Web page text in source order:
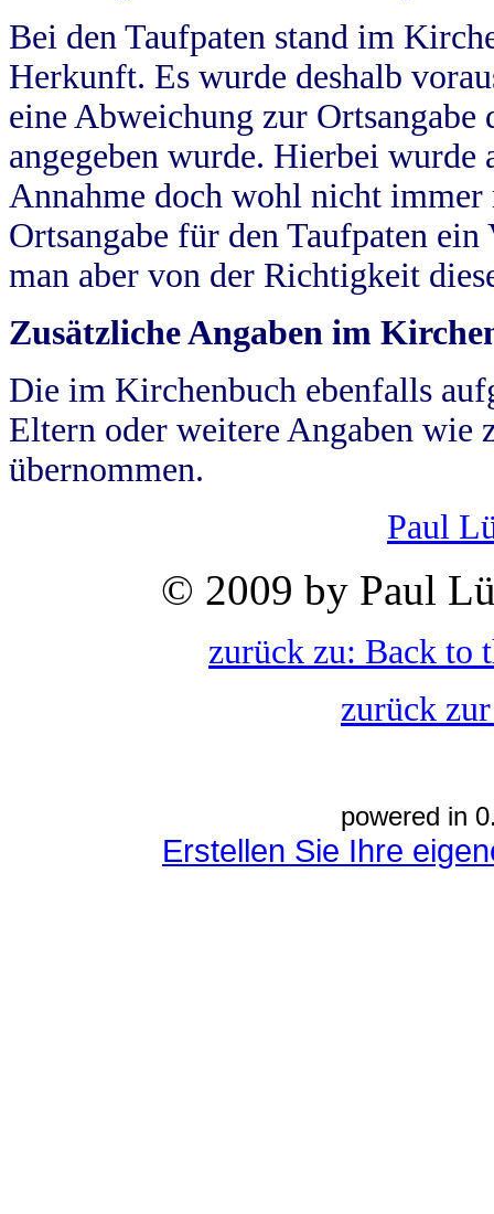
Bei den Taufpaten stand im
Herkunft. Es wurde deshalb
eine Abweichung zur
angegeben wurde. Hierbei wurde
Annahme doch wohl nicht
Ortsangabe für den Taufpaten
man aber von der Richtigkeit
Zusätzliche Angaben im
Die im Kirchenbuch ebenfalls
Eltern oder weitere Angaben wie
übernommen.
Paul
© 2009 by Paul
zurück zu: Back to
zurück
powered in
Erstellen Sie Ihre